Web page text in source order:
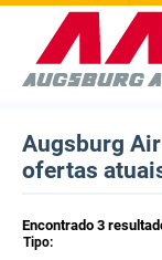
Augsburg
ofertas
Encontrado 3
Tipo: